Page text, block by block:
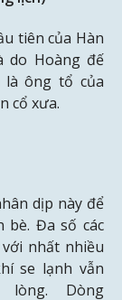
tiên của Hàn
do Hoàng đế
là ông tổ của
cổ xưa.
dịp này để
bè. Đa số các
nhất nhiều
se lạnh vẫn
Dòng